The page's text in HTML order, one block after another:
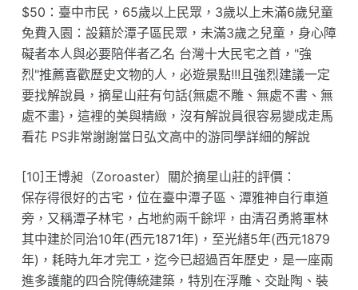
$50：臺中市民，65歲以上民眾，3歲以上未滿6歲兒童
免費入園：設籍於潭子區民眾，未滿3歲之兒童，身心障
礙者本人與必要陪伴者乙名 台灣十大民宅之首，"強
烈"推薦喜歡歷史文物的人，必遊景點!!!且強烈建議一定
要找解說員，摘星山莊有句話{無處不雕、無處不書、無
處不畫}，這裡的美與精緻，沒有解說員很容易變成走馬
看花 PS非常謝謝當日弘文高中的游同學詳細的解說
[10]王博昶（Zoroaster）關於摘星山莊的評價：
保存得很好的古宅，位在臺中潭子區、潭雅神自行車道
旁，又稱潭子林宅，占地約兩千餘坪，由清召勇將軍林
其中建於同治10年(西元1871年)，至光緒5年(西元1879
年)，耗時九年才完工，迄今已超過百年歷史，是一座兩
進多護龍的四合院傳統建築，特別在浮雕、交趾陶、裝